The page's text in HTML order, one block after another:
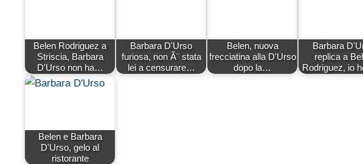
Belen Rodriguez a
Striscia, Barbara
D'Urso non ha…
Barbara D'Urso
furiosa, non Ã¨ stata
lei a censurare…
Belen, nuova
frecciatina alla D'Urso
dopo la…
Barbara
replica a
Rodriguez, io
Belen e Barbara
D'Urso, gelo al
ristorante